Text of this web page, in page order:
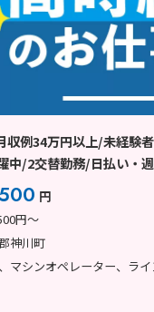
収例34万円以上/未経験
中/2交替勤務/日払い・
円
円～
神川町
マシンオペレーター、ラ